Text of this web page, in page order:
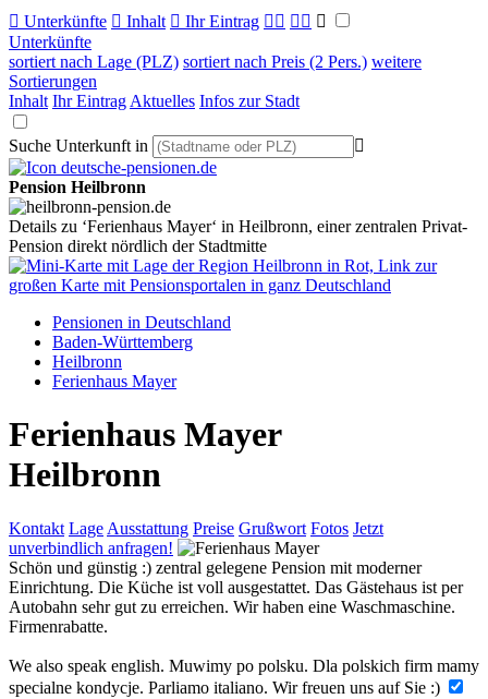
 Unterkünfte  Inhalt  Ihr Eintrag   
Unterkünfte
sortiert nach Lage (PLZ) sortiert nach Preis (2 Pers.) weitere
Sortierungen
Inhalt Ihr Eintrag Aktuelles Infos zur Stadt
Suche Unterkunft in 
Pension Heilbronn
Details zu ‘Ferienhaus Mayer‘ in Heilbronn, einer zentralen Privat-
Pension direkt nördlich der Stadtmitte
Pensionen in Deutschland
Baden-Württemberg
Heilbronn
Ferienhaus Mayer
Ferienhaus Mayer
Heilbronn
Kontakt Lage Ausstattung Preise Grußwort Fotos Jetzt
unverbindlich anfragen!
Schön und günstig :) zentral gelegene Pension mit moderner
Einrichtung. Die Küche ist voll ausgestattet. Das Gästehaus ist per
Autobahn sehr gut zu erreichen. Wir haben eine Waschmaschine.
Firmenrabatte.
We also speak english. Muwimy po polsku. Dla polskich firm mamy
specialne kondycje. Parliamo italiano. Wir freuen uns auf Sie :)